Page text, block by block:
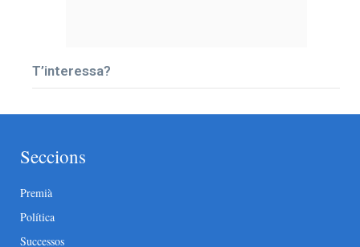
T’interessa?
Seccions
Premià
Política
Successos